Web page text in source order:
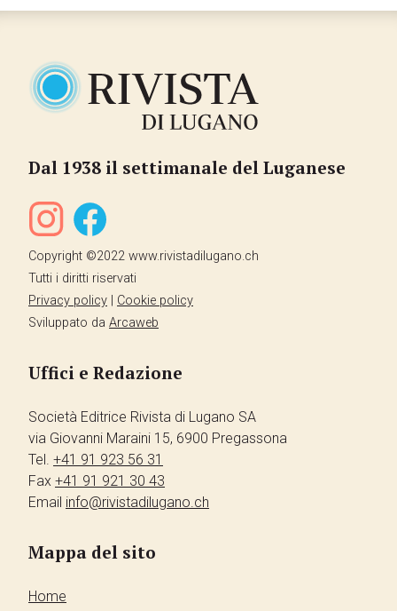
Dal 1938 il settimanale del Luganese
Copyright ©2022 www.rivistadilugano.ch
Tutti i diritti riservati
Privacy policy
Cookie policy
Sviluppato da Arcaweb
Uffici e Redazione
Società Editrice Rivista di Lugano SA
via Giovanni Maraini 15, 6900 Pregassona
Tel. +41 91 923 56 31
Fax +41 91 921 30 43
Email info@rivistadilugano.ch
Mappa del sito
Home